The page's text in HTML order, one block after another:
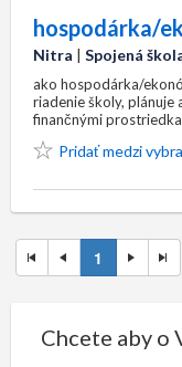
hospodárka/
Nitra | Spojená
ako hospodárka/
riadenie školy, plánuje
finančnými
Pridať medzi
1
Chcete aby o